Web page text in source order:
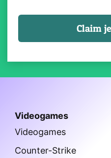
Videogames
Videogames
Counter-Strike